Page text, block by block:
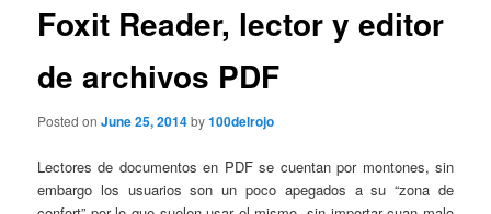
Foxit Reader, lector y editor
de archivos PDF
Posted onJune 25, 2014by100delrojo
Lectores de documentos en PDF se cuentan por montones, sin
embargo los usuarios son un poco apegados a su “zona de